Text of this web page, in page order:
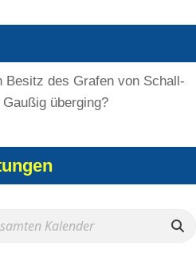
Besitz des Grafen von Schall-
überging?